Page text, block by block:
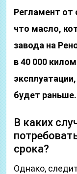
Регламент от
что масло,
завода на
в 40 000
будет раньше.
В каких
срока?
Однако,